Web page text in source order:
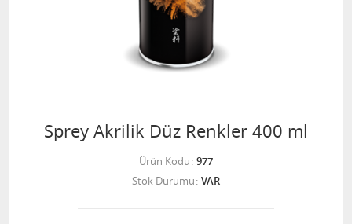
Sprey Akrilik Düz Renkler 400 ml
Ürün Kodu 977
Stok Durumu VAR